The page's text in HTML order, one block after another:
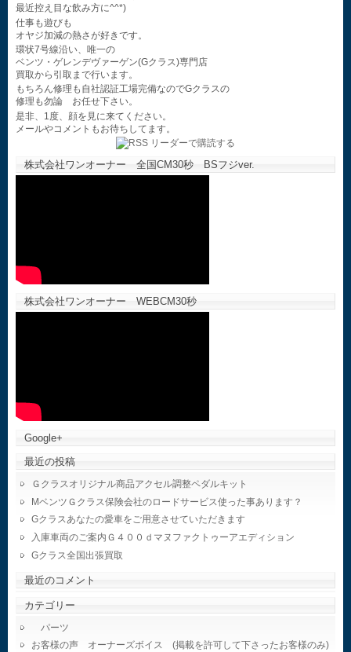
最近控え目な飲み方に^^*)
仕事も遊びも
オヤジ加減の熱さが好きです。
環状7号線沿い、唯一の
ベンツ・ゲレンデヴァーゲン(Gクラス)専門店
買取から引取まで行います。
もちろん修理も自社認証工場完備なのでGクラスの
修理も勿論 お任せ下さい。
是非、1度、顔を見に来てください。
メールやコメントもお待ちしてます。
株式会社ワンオーナー 全国CM30秒 BSフジver.
株式会社ワンオーナー WEBCM30秒
Google+
最近の投稿
Ｇクラスオリジナル商品アクセル調整ペダルキット
MベンツＧクラス保険会社のロードサービス使った事あります？
Gクラスあなたの愛車をご用意させていただきます
入庫車両のご案内Ｇ４００ｄマヌファクトゥーアエディション
Gクラス全国出張買取
最近のコメント
カテゴリー
パーツ
お客様の声 オーナーズボイス (掲載を許可して下さったお客様のみ)